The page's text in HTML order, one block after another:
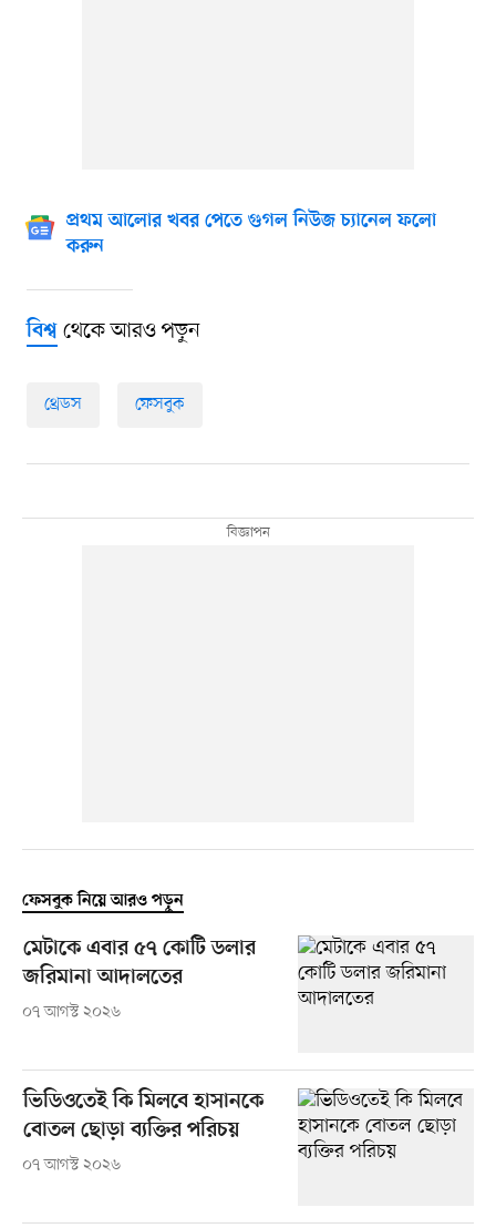
প্রথম আলোর খবর পেতে গুগল নিউজ চ্যানেল ফলো
করুন
বিশ্বথেকে আরও পড়ুন
থ্রেডস ফেসবুক
ফেসবুক নিয়ে আরও পড়ুন
মেটাকে এবার ৫৭ কোটি ডলার
জরিমানা আদালতের
০৭ আগস্ট ২০২৬
ভিডিওতেই কি মিলবে হাসানকে
বোতল ছোড়া ব্যক্তির পরিচয়
০৭ আগস্ট ২০২৬